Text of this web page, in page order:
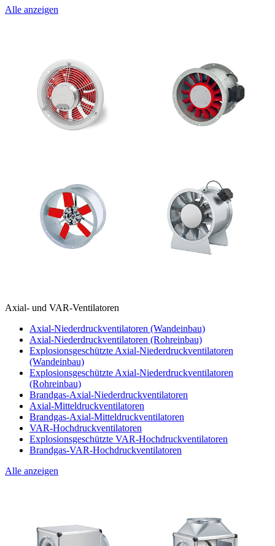
Alle anzeigen
Axial- und VAR-Ventilatoren
Axial-Niederdruckventilatoren (Wandeinbau)
Axial-Niederdruckventilatoren (Rohreinbau)
Explosionsgeschützte Axial-Niederdruckventilatoren
(Wandeinbau)
Explosionsgeschützte Axial-Niederdruckventilatoren
(Rohreinbau)
Brandgas-Axial-Niederdruckventilatoren
Axial-Mitteldruckventilatoren
Brandgas-Axial-Mitteldruckventilatoren
VAR-Hochdruckventilatoren
Explosionsgeschützte VAR-Hochdruckventilatoren
Brandgas-VAR-Hochdruckventilatoren
Alle anzeigen